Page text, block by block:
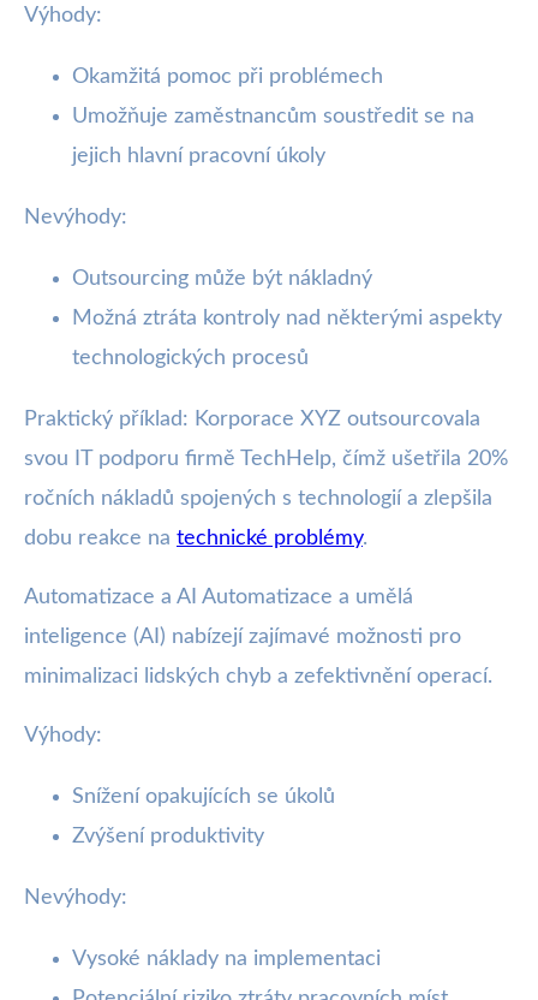
Výhody:
Okamžitá pomoc při problémech
Umožňuje zaměstnancům soustředit se na
jejich hlavní pracovní úkoly
Nevýhody:
Outsourcing může být nákladný
Možná ztráta kontroly nad některými aspekty
technologických procesů
Praktický příklad: Korporace XYZ outsourcovala
svou IT podporu firmě TechHelp, čímž ušetřila 20%
ročních nákladů spojených s technologií a zlepšila
dobu reakce na technické problémy.
Automatizace a AI Automatizace a umělá
inteligence (AI) nabízejí zajímavé možnosti pro
minimalizaci lidských chyb a zefektivnění operací.
Výhody:
Snížení opakujících se úkolů
Zvýšení produktivity
Nevýhody:
Vysoké náklady na implementaci